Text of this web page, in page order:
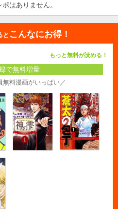
はありません。
と こんなにお得！
もっと無料が読める！
で無料増量
無料漫画がいっぱい／